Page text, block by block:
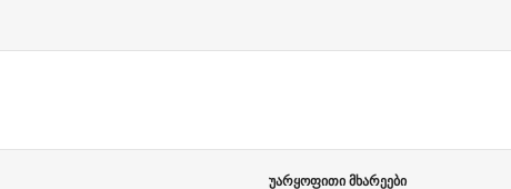
უარყოფითი მხარეები